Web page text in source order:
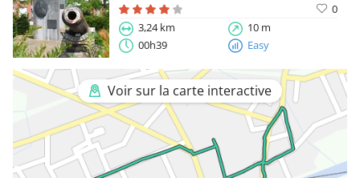
0
3,24 km
10 m
00h39
Easy
Voir sur la carte interactive